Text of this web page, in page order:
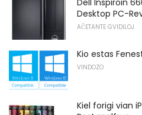
Dell Inspiroin
Desktop PC-
AĈETANTE GVIDILOJ
Kio estas
VINDOZO
Kiel forigi vian